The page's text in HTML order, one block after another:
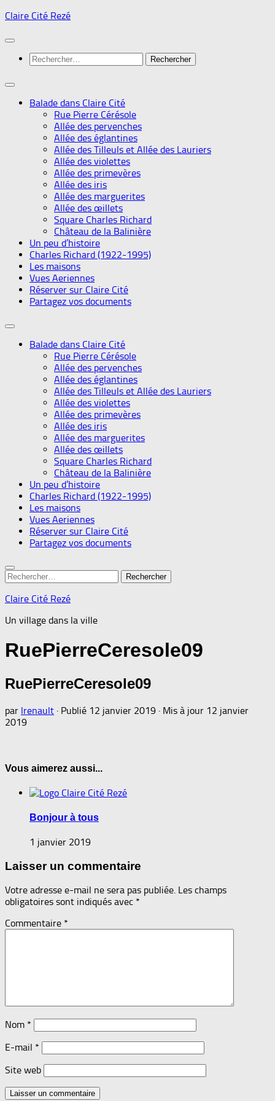
Skip
content
Claire Cité Rezé
Rechercher :
Balade dans Claire Cité
Rue Pierre Cérésole
Allée des pervenches
Allée des églantines
Allée des Tilleuls et Allée des Lauriers
Allée des violettes
Allée des primevères
Allée des iris
Allée des marguerites
Allée des œillets
Square Charles Richard
Château de la Balinière
Un peu d’histoire
Charles Richard (1922-1995)
Les maisons
Vues Aeriennes
Réserver sur Claire Cité
Partagez vos documents
Balade dans Claire Cité
Rue Pierre Cérésole
Allée des pervenches
Allée des églantines
Allée des Tilleuls et Allée des Lauriers
Allée des violettes
Allée des primevères
Allée des iris
Allée des marguerites
Allée des œillets
Square Charles Richard
Château de la Balinière
Un peu d’histoire
Charles Richard (1922-1995)
Les maisons
Vues Aeriennes
Réserver sur Claire Cité
Partagez vos documents
Rechercher :
Claire Cité Rezé
Un village dans la ville
RuePierreCeresole09
RuePierreCeresole09
par lrenault · Publié 12 janvier 2019 · Mis à jour 12 janvier
2019
Vous aimerez aussi...
Bonjour à tous
1 janvier 2019
Laisser un commentaire
Votre adresse e-mail ne sera pas publiée. Les champs
obligatoires sont indiqués avec *
Commentaire *
Nom *
E-mail *
Site web